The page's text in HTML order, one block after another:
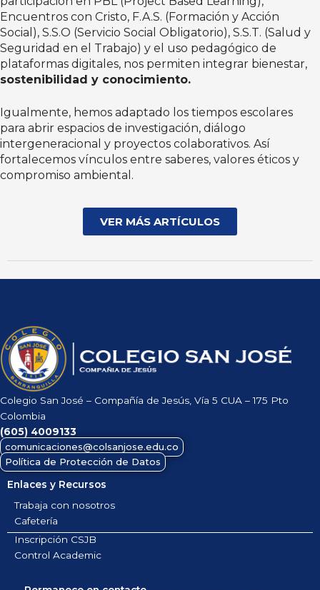
Encuentros con Cristo, F.A.S. (Formación y Acción
Social), S.S.O (Servicio Social Obligatorio), S.S.T. (Salud y
Seguridad en el Trabajo) y el uso pedagógico de
plataformas digitales, nos permiten integrar bienestar,
sostenibilidad y conocimiento.
Igualmente, hemos adaptado los tiempos escolares
para abrir espacios de investigación, diálogo
intergeneracional y proyectos colaborativos. Así
fortalecemos vínculos entre saberes, valores éticos y
compromiso ambiental.
VER MÁS ARTÍCULOS
Colegio San José – Compañía de Jesús, Vía 5 CUA – 175 Pto
Colombia
(605) 4009133
comunicaciones@colsanjose.edu.co
Política de Protección de Datos
Enlaces y Recursos
Trabaja con nosotros
Cafetería
Inscripción CSJB
Control Academic